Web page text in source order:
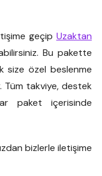
geçip Uzaktan
Bu pakette
size özel beslenme
Tüm takviye, destek
paket içerisinde
bizlerle iletişime